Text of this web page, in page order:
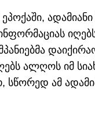
ალღოს იმ
სწორედ ამ